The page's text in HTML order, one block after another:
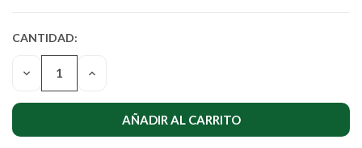
CANTIDAD
ACTUAL DE
EXISTENCIAS:
CANTIDAD:
DISMINUIR
CANTIDAD
DE
AUMENTAR
DE
UNDEFINED